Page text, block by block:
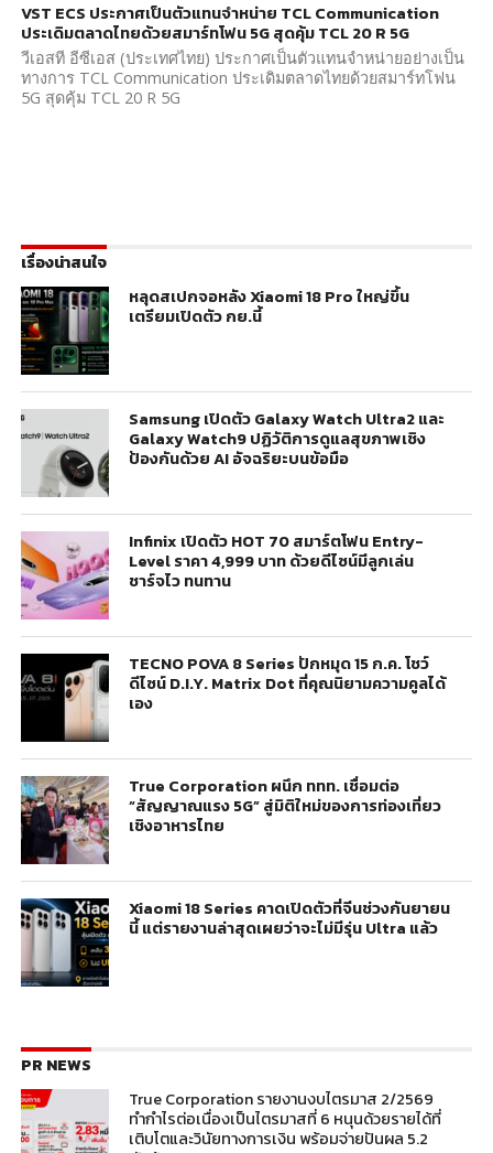
VST ECS ประกาศเป็นตัวแทนจำหน่าย TCL Communication
ประเดิมตลาดไทยด้วยสมาร์ทโฟน 5G สุดคุ้ม TCL 20 R 5G
วีเอสที อีซีเอส (ประเทศไทย) ประกาศเป็นตัวแทนจำหน่ายอย่างเป็น
ทางการ TCL Communication ประเดิมตลาดไทยด้วยสมาร์ทโฟน
5G สุดคุ้ม TCL 20 R 5G
เรื่องน่าสนใจ
หลุดสเปกจอหลัง Xiaomi 18 Pro ใหญ่ขึ้น
เตรียมเปิดตัว กย.นี้
Samsung เปิดตัว Galaxy Watch Ultra2 และ
Galaxy Watch9 ปฏิวัติการดูแลสุขภาพเชิง
ป้องกันด้วย AI อัจฉริยะบนข้อมือ
Infinix เปิดตัว HOT 70 สมาร์ตโฟน Entry-
Level ราคา 4,999 บาท ด้วยดีไซน์มีลูกเล่น
ชาร์จไว ทนทาน
TECNO POVA 8 Series ปักหมุด 15 ก.ค. โชว์
ดีไซน์ D.I.Y. Matrix Dot ที่คุณนิยามความคูลได้
เอง
True Corporation ผนึก ททท. เชื่อมต่อ
“สัญญาณแรง 5G” สู่มิติใหม่ของการท่องเที่ยว
เชิงอาหารไทย
Xiaomi 18 Series คาดเปิดตัวที่จีนช่วงกันยายน
นี้ แต่รายงานล่าสุดเผยว่าจะไม่มีรุ่น Ultra แล้ว
PR NEWS
True Corporation รายงานงบไตรมาส 2/2569
ทำกำไรต่อเนื่องเป็นไตรมาสที่ 6 หนุนด้วยรายได้ที่
เติบโตและวินัยทางการเงิน พร้อมจ่ายปันผล 5.2